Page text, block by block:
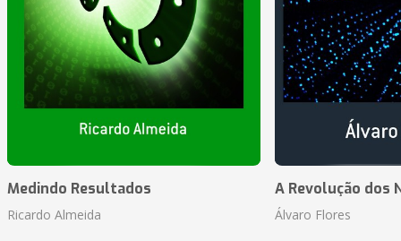
Medindo Resultados
Ricardo Almeida
A Revolução dos
Álvaro Flores